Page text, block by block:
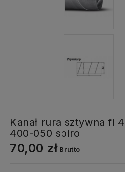
Kanał rura sztywna fi
400-050 spiro
70,00 zł Brutto